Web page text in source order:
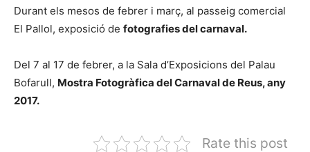
Durant els mesos de febrer i març, al passeig comercial
El Pallol, exposició de fotografies del carnaval.
Del 7 al 17 de febrer, a la Sala d’Exposicions del Palau
Bofarull, Mostra Fotogràfica del Carnaval de Reus, any
2017.
Rate this post